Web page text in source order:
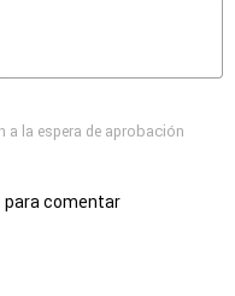
la espera de aprobación
para comentar